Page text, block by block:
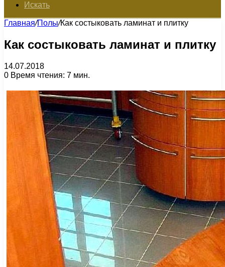
Искать
Главная/Полы/Как состыковать ламинат и плитку
Как состыковать ламинат и плитку
14.07.2018
0 Время чтения: 7 мин.